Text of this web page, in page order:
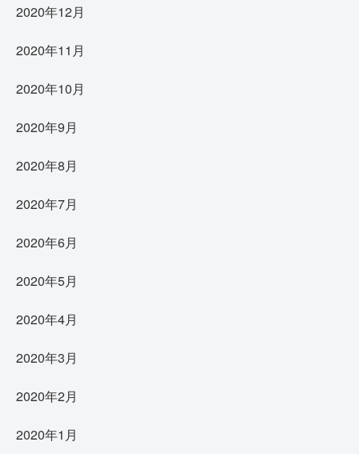
2020年12月
2020年11月
2020年10月
2020年9月
2020年8月
2020年7月
2020年6月
2020年5月
2020年4月
2020年3月
2020年2月
2020年1月